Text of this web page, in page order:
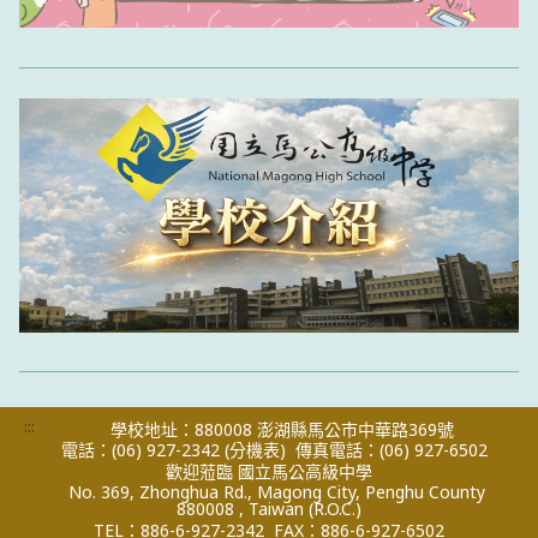
:::
學校地址：880008 澎湖縣馬公市中華路369號
電話：(06) 927-2342 (分機表) 傳真電話：(06) 927-6502
歡迎蒞臨 國立馬公高級中學
No. 369, Zhonghua Rd., Magong City, Penghu County
880008 , Taiwan (R.O.C.)
TEL：886-6-927-2342 FAX：886-6-927-6502